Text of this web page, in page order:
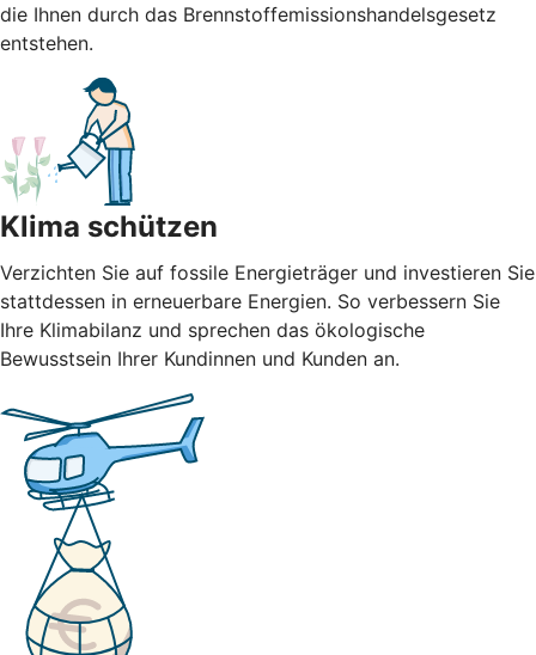
die Ihnen durch das Brennstoffemissionshandelsgesetz
entstehen.
Klima schützen
Verzichten Sie auf fossile Energieträger und investieren Sie
stattdessen in erneuerbare Energien. So verbessern Sie
Ihre Klimabilanz und sprechen das ökologische
Bewusstsein Ihrer Kundinnen und Kunden an.